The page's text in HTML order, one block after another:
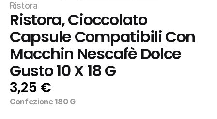
Ristora
Ristora, Cioccolato
Capsule Compatibili Con
Macchin Nescafè Dolce
Gusto 10 X 18 G
3,25 €
Confezione 180 G